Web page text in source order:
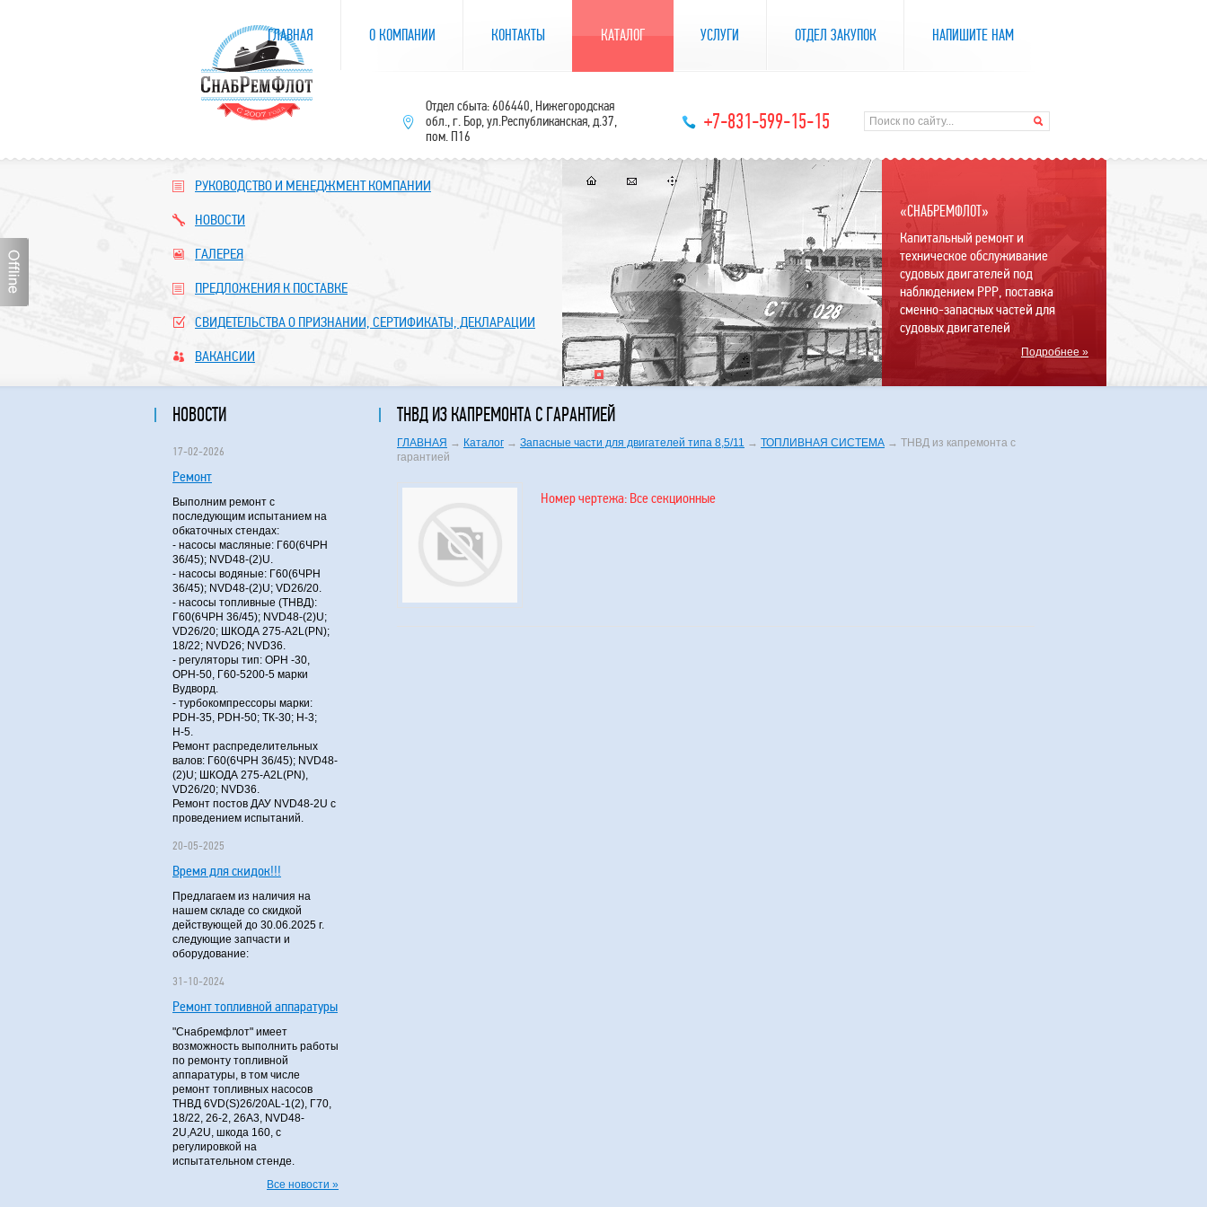
РУКОВОДСТВО И МЕНЕДЖМЕНТ КОМПАНИИ
НОВОСТИ
ГАЛЕРЕЯ
ПРЕДЛОЖЕНИЯ К ПОСТАВКЕ
СВИДЕТЕЛЬСТВА О ПРИЗНАНИИ, СЕРТИФИКАТЫ, ДЕКЛАРАЦИИ
ВАКАНСИИ
«СНАБРЕМФЛОТ»
Капитальный ремонт и
техническое обслуживание
судовых двигателей под
наблюдением РРР, поставка
сменно-запасных частей для
судовых двигателей
Подробнее »
НОВОСТИ
17-02-2026
Ремонт
Выполним ремонт с
последующим испытанием на
обкаточных стендах:
- насосы масляные: Г60(6ЧРН
36/45); NVD48-(2)U.
- насосы водяные: Г60(6ЧРН
36/45); NVD48-(2)U; VD26/20.
- насосы топливные (ТНВД):
Г60(6ЧРН 36/45); NVD48-(2)U;
VD26/20; ШКОДА 275-A2L(PN);
18/22; NVD26; NVD36.
- регуляторы тип: ОРН -30,
ОРН-50, Г60-5200-5 марки
Вудворд.
- турбокомпрессоры марки:
PDH-35, PDH-50; ТК-30; Н-3;
Н-5.
Ремонт распределительных
валов: Г60(6ЧРН 36/45); NVD48-
(2)U; ШКОДА 275-A2L(PN),
VD26/20; NVD36.
Ремонт постов ДАУ NVD48-2U с
проведением испытаний.
20-05-2025
Время для скидок!!!
Предлагаем из наличия на
нашем складе со скидкой
действующей до 30.06.2025 г.
следующие запчасти и
оборудование:
31-10-2024
Ремонт топливной аппаратуры
"Снабремфлот" имеет
возможность выполнить работы
по ремонту топливной
аппаратуры, в том числе
ремонт топливных насосов
ТНВД 6VD(S)26/20AL-1(2), Г70,
18/22, 26-2, 26А3, NVD48-
2U,A2U, шкода 160, с
регулировкой на
испытательном стенде.
Все новости »
ТНВД ИЗ КАПРЕМОНТА С ГАРАНТИЕЙ
ГЛАВНАЯ → Каталог → Запасные части для двигателей типа 8,5/11 → ТОПЛИВНАЯ СИСТЕМА → ТНВД из капремонта с
гарантией
Номер чертежа: Все секционные
ГЛАВНАЯ О КОМПАНИИ КОНТАКТЫ КАТАЛОГ УСЛУГИ ОТДЕЛ ЗАКУПОК НАПИШИТЕ НАМ
Отдел сбыта: 606440, Нижегородская
обл., г. Бор, ул.Республиканская, д.37,
пом. П16
+7-831-599-15-15